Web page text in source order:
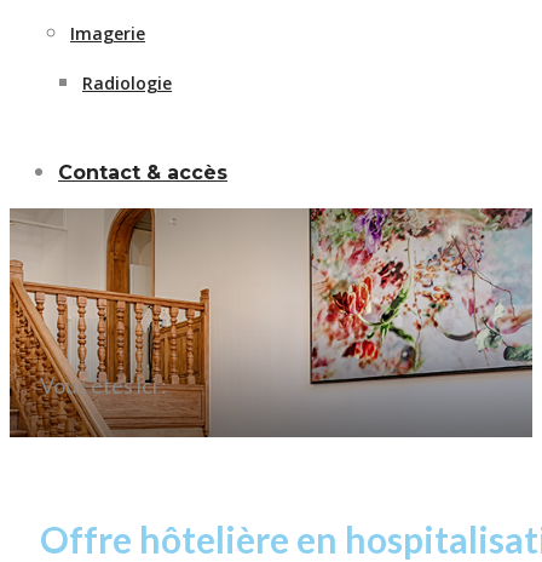
Imagerie
Radiologie
Contact & accès
Vous êtes ici :
Offre hôtelière en